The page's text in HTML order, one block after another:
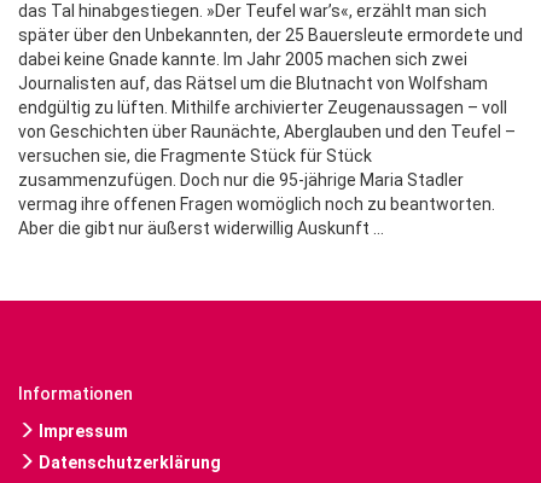
das Tal hinabgestiegen. »Der Teufel war’s«, erzählt man sich
später über den Unbekannten, der 25 Bauersleute ermordete und
dabei keine Gnade kannte. Im Jahr 2005 machen sich zwei
Journalisten auf, das Rätsel um die Blutnacht von Wolfsham
endgültig zu lüften. Mithilfe archivierter Zeugenaussagen – voll
von Geschichten über Raunächte, Aberglauben und den Teufel –
versuchen sie, die Fragmente Stück für Stück
zusammenzufügen. Doch nur die 95-jährige Maria Stadler
vermag ihre offenen Fragen womöglich noch zu beantworten.
Aber die gibt nur äußerst widerwillig Auskunft ...
Informationen
Impressum
Datenschutzerklärung